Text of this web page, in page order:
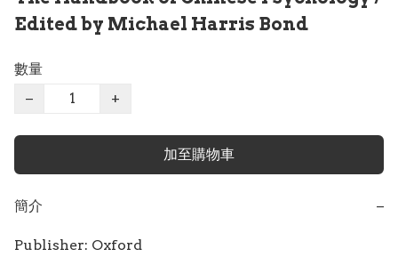
Edited by Michael Harris Bond
數量
−
+
加至購物車
簡介 −
Publisher: Oxford